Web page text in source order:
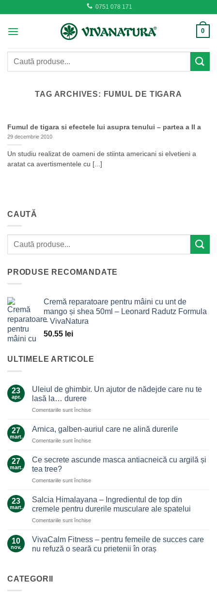
content
0751 078 171
0
Caută
TAG ARCHIVES: FUMUL DE TIGARA
Fumul de tigara si efectele lui asupra tenului – partea a II a
29 decembrie 2010
Un studiu realizat de oameni de stiinta americani si elvetieni a
aratat ca avertismentele cu [...]
CAUTĂ
PRODUSE RECOMANDATE
Cremă reparatoare pentru mâini cu unt de
mango și shea 50ml – Leonard Radutz Formula
– VivaNatura
50.55 lei
ULTIMELE ARTICOLE
23
apr.
Uleiul de ghimbir. Un ajutor de nădejde care nu te
lasă la… durere
Comentariile sunt închisepentru
de
Un
de
nu
lasă
la…
27
mart.
Arnica, galben-auriul care ne alină durerile
Comentariile sunt închisepentru
galben-
ne
durerile
27
mart.
Ce secrete ascunde masca antiacneică cu argilă și
tea tree?
Comentariile sunt închisepentru
secrete
ascunde
masca
antiacneică
argilă
23
mart.
Salcia Himalayana – Ingredientul de top din
cremele pentru durerile musculare ale spatelui
Comentariile sunt închisepentru
Himalayana
Ingredientul
10
nov.
VivaCalm Fitness – pentru femeile de succes care
nu refuză o seară cu prietenii în oraș
VivaCalm
Fitness
CATEGORII